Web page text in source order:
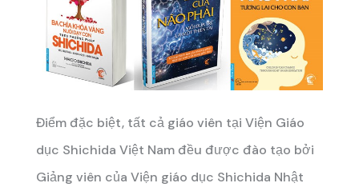
Điểm đặc biệt, tất cả giáo viên tại Viện Giáo
dục Shichida Việt Nam đều được đào tạo bởi
Giảng viên của Viện giáo dục Shichida Nhật